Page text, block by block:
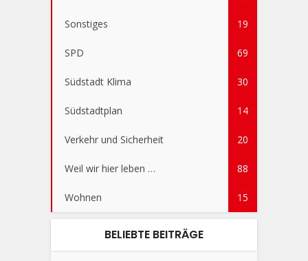
Sonstiges 19
SPD 69
Südstadt Klima 30
Südstadtplan 14
Verkehr und Sicherheit 20
Weil wir hier leben … 88
Wohnen 15
BELIEBTE BEITRÄGE